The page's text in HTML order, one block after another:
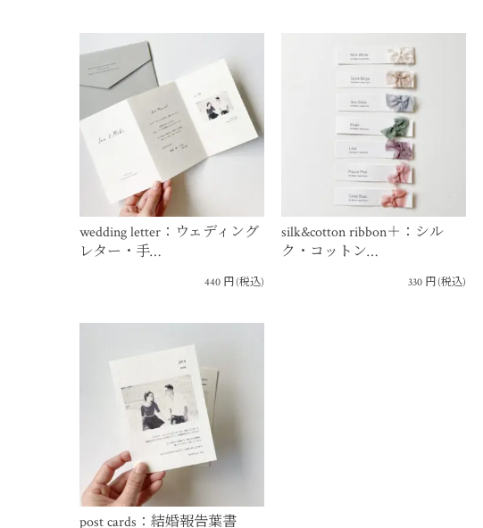
wedding letter：ウェディング
レター・手…
440 円(税込)
silk&cotton ribbon＋：シル
ク・コットン…
330 円(税込)
post cards：結婚報告葉書